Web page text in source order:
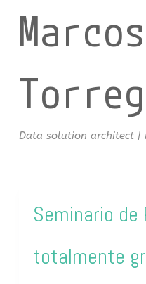
Marcos
Data solution architect |
Seminario de
totalmente